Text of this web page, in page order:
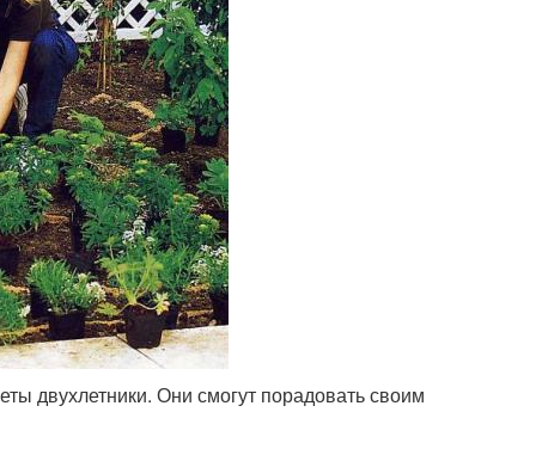
двухлетники. Они смогут порадовать своим